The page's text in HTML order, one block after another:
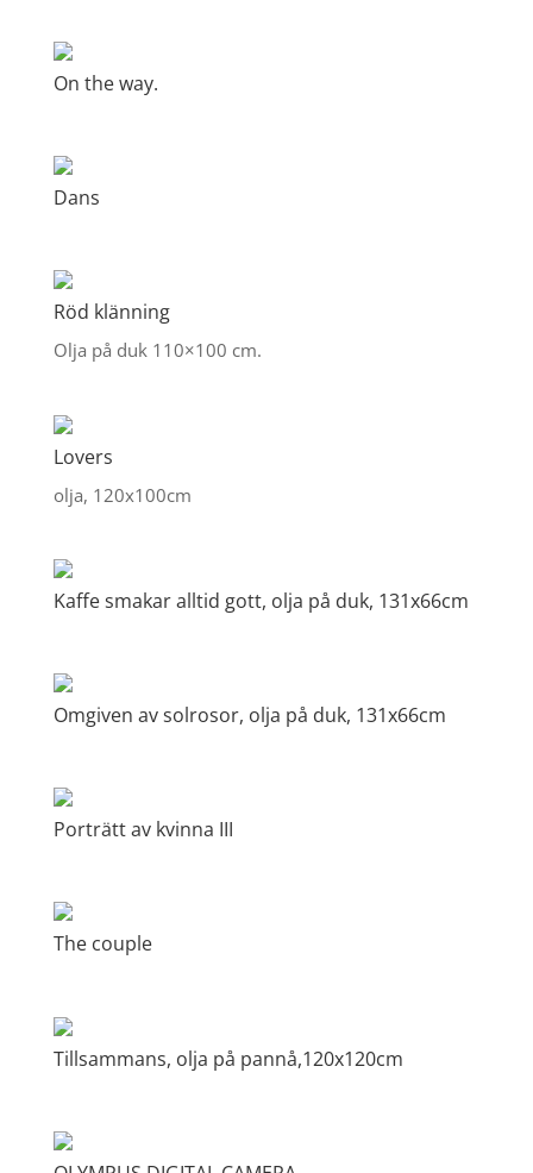
On the way.
Dans
Röd klänning
Olja på duk 110×100 cm.
Lovers
olja, 120x100cm
Kaffe smakar alltid gott, olja på duk, 131x66cm
Omgiven av solrosor, olja på duk, 131x66cm
Porträtt av kvinna III
The couple
Tillsammans, olja på pannå,120x120cm